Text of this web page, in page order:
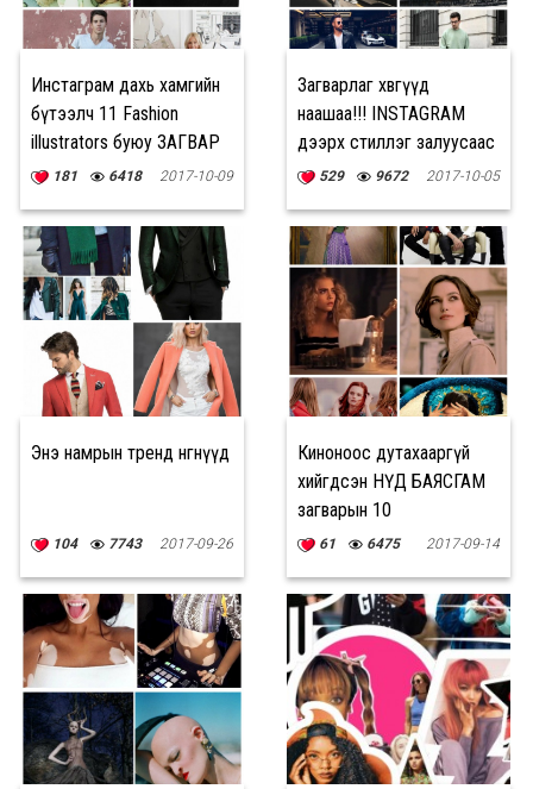
Инстаграм дахь хамгийн
бүтээлч 11 Fashion
illustrators буюу ЗАГВАР
ЗУРААЧИД
181 6418 2017-10-09
Загварлаг хөвгүүд
наашаа!!! INSTAGRAM
дээрх стиллэг залуусаас
суралцацгаая
529 9672 2017-10-05
Энэ намрын тренд өнгөнүүд
104 7743 2017-09-26
Киноноос дутахааргүй
хийгдсэн НҮД БАЯСГАМ
загварын 10
СУРТАЛЧИЛГАА
61 6475 2017-09-14